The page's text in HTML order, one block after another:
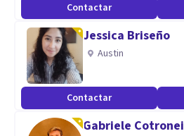
Contactar
Jessica Briseño
Austin
Contactar
Gabriele Cotronei